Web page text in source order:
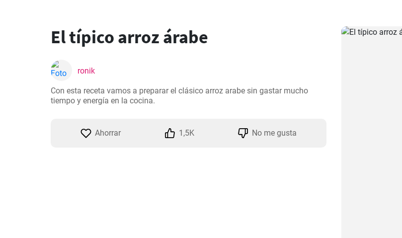
El típico arroz árabe
ronik
Con esta receta vamos a preparar el clásico arroz arabe sin gastar mucho
tiempo y energía en la cocina.
Ahorrar 1,5K No me gusta